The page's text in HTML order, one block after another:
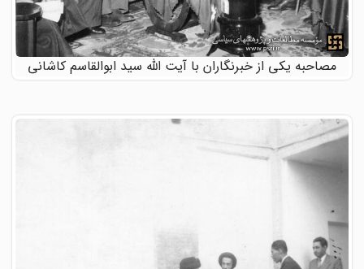
مصاحبه یکی از خبرنگاران با آیت الله سید ابوالقاسم کاشانی